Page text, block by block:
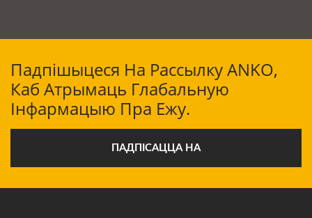
Падпішыцеся На Рассылку ANKO,
Каб Атрымаць Глабальную
Інфармацыю Пра Ежу.
ПАДПІСАЦЦА НА